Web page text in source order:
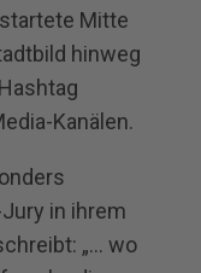
Mitte
hinweg
Kanälen.
in ihrem
„... wo